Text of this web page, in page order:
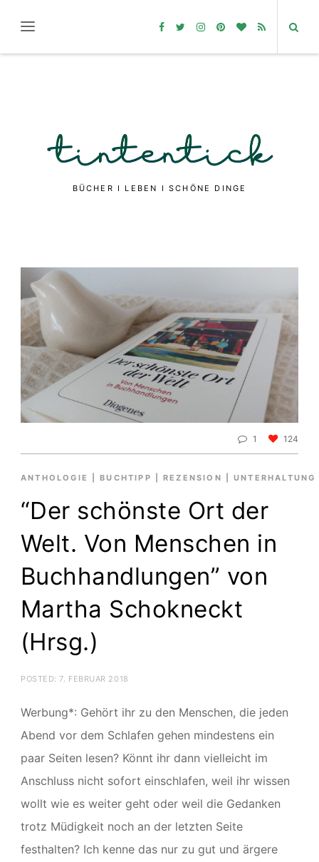
BÜCHER I LEBEN I SCHÖNE DINGE
1 124
ANTHOLOGIE BUCHTIPP REZENSION UNTERHALTUNG
“Der schönste Ort der
Welt. Von Menschen in
Buchhandlungen” von
Martha Schokneckt
(Hrsg.)
POSTED:7. FEBRUAR 2018
Werbung*: Gehört ihr zu den Menschen, die jeden
Abend vor dem Schlafen gehen mindestens ein
paar Seiten lesen? Könnt ihr dann vielleicht im
Anschluss nicht sofort einschlafen, weil ihr wissen
wollt wie es weiter geht oder weil die Gedanken
trotz Müdigkeit noch an der letzten Seite
festhalten? Ich kenne das nur zu gut und ärgere